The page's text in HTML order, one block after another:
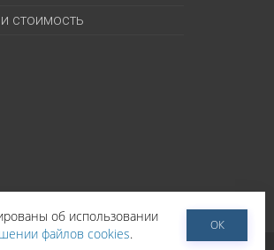
стоимость
об использовании
файлов cookies.
ОК